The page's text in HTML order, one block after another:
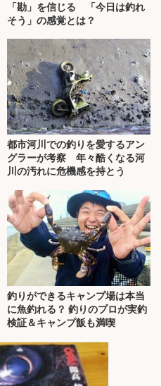
「勘」を信じる 「今日は釣れ
そう」の感覚とは？
都市河川での釣りを愛するアン
グラーが考察 年々酷くなる河
川の汚れに危機感を持とう
釣りができるキャンプ場は本当
に魚釣れる？ 釣りのプロが実釣
検証＆キャンプ飯も満喫